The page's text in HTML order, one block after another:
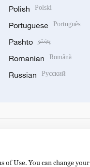
Polish Polski
Portuguese Português
Pashto پښتو
Romanian Română
Russian Русский
of Use. You can change your